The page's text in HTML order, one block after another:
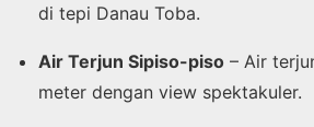
di tepi Danau Toba.
Air Terjun Sipiso-piso – Air
meter dengan view spektakuler.